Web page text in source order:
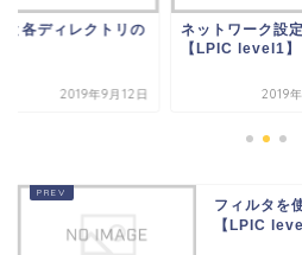
と各ディレクトリの
2019年9月12日
ネットワーク設定
【LPIC level1】
2019
フィルタを
【LPIC